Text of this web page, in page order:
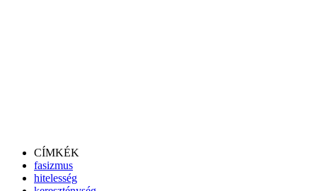
CÍMKÉK
fasizmus
hitelesség